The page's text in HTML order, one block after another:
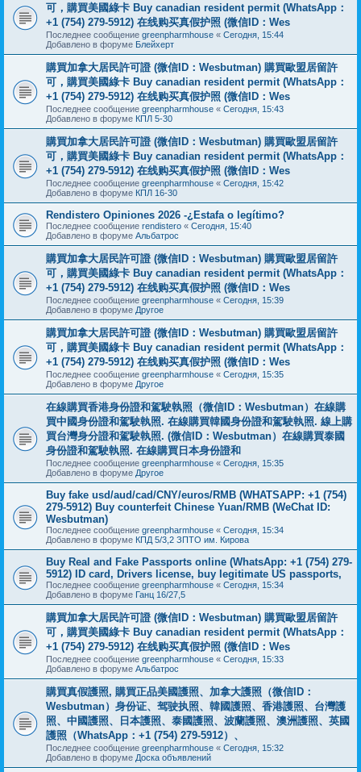
可，購買美國綠卡 Buy canadian resident permit (WhatsApp：
+1 (754) 279-5912) 在线购买真假护照 (微信ID：Wes
Последнее сообщение greenpharmhouse « Сегодня, 15:44
Добавлено в форуме Блейхерт
購買加拿大居民許可證 (微信ID：Wesbutman) 購買歐盟居留許
可，購買美國綠卡 Buy canadian resident permit (WhatsApp：
+1 (754) 279-5912) 在线购买真假护照 (微信ID：Wes
Последнее сообщение greenpharmhouse « Сегодня, 15:43
Добавлено в форуме КПЛ 5-30
購買加拿大居民許可證 (微信ID：Wesbutman) 購買歐盟居留許
可，購買美國綠卡 Buy canadian resident permit (WhatsApp：
+1 (754) 279-5912) 在线购买真假护照 (微信ID：Wes
Последнее сообщение greenpharmhouse « Сегодня, 15:42
Добавлено в форуме КПЛ 16-30
Rendistero Opiniones 2026 -¿Estafa o legítimo?
Последнее сообщение rendistero « Сегодня, 15:40
Добавлено в форуме Альбатрос
購買加拿大居民許可證 (微信ID：Wesbutman) 購買歐盟居留許
可，購買美國綠卡 Buy canadian resident permit (WhatsApp：
+1 (754) 279-5912) 在线购买真假护照 (微信ID：Wes
Последнее сообщение greenpharmhouse « Сегодня, 15:39
Добавлено в форуме Другое
購買加拿大居民許可證 (微信ID：Wesbutman) 購買歐盟居留許
可，購買美國綠卡 Buy canadian resident permit (WhatsApp：
+1 (754) 279-5912) 在线购买真假护照 (微信ID：Wes
Последнее сообщение greenpharmhouse « Сегодня, 15:35
Добавлено в форуме Другое
在線購買香港身份證和駕駛執照（微信ID：Wesbutman）在線購
買中國身份證和駕駛執照. 在線購買韓國身份證和駕駛執照. 線上購
買台灣身分證和駕駛執照. (微信ID：Wesbutman）在線購買泰國
身份證和駕駛執照. 在線購買日本身份證和
Последнее сообщение greenpharmhouse « Сегодня, 15:35
Добавлено в форуме Другое
Buy fake usd/aud/cad/CNY/euros/RMB (WHATSAPP: +1 (754)
279-5912) Buy counterfeit Chinese Yuan/RMB (WeChat ID:
Wesbutman)
Последнее сообщение greenpharmhouse « Сегодня, 15:34
Добавлено в форуме КПД 5/3,2 ЗПТО им. Кирова
Buy Real and Fake Passports online (WhatsApp: +1 (754) 279-
5912) ID card, Drivers license, buy legitimate US passports,
Последнее сообщение greenpharmhouse « Сегодня, 15:34
Добавлено в форуме Ганц 16/27,5
購買加拿大居民許可證 (微信ID：Wesbutman) 購買歐盟居留許
可，購買美國綠卡 Buy canadian resident permit (WhatsApp：
+1 (754) 279-5912) 在线购买真假护照 (微信ID：Wes
Последнее сообщение greenpharmhouse « Сегодня, 15:33
Добавлено в форуме Альбатрос
購買真假護照, 購買正品美國護照、加拿大護照（微信ID：
Wesbutman）身份证、驾驶执照、韓國護照、香港護照、台灣護
照、中國護照、日本護照、泰國護照、波蘭護照、澳洲護照、英國
護照（WhatsApp：+1 (754) 279-5912）、
Последнее сообщение greenpharmhouse « Сегодня, 15:32
Добавлено в форуме Доска объявлений